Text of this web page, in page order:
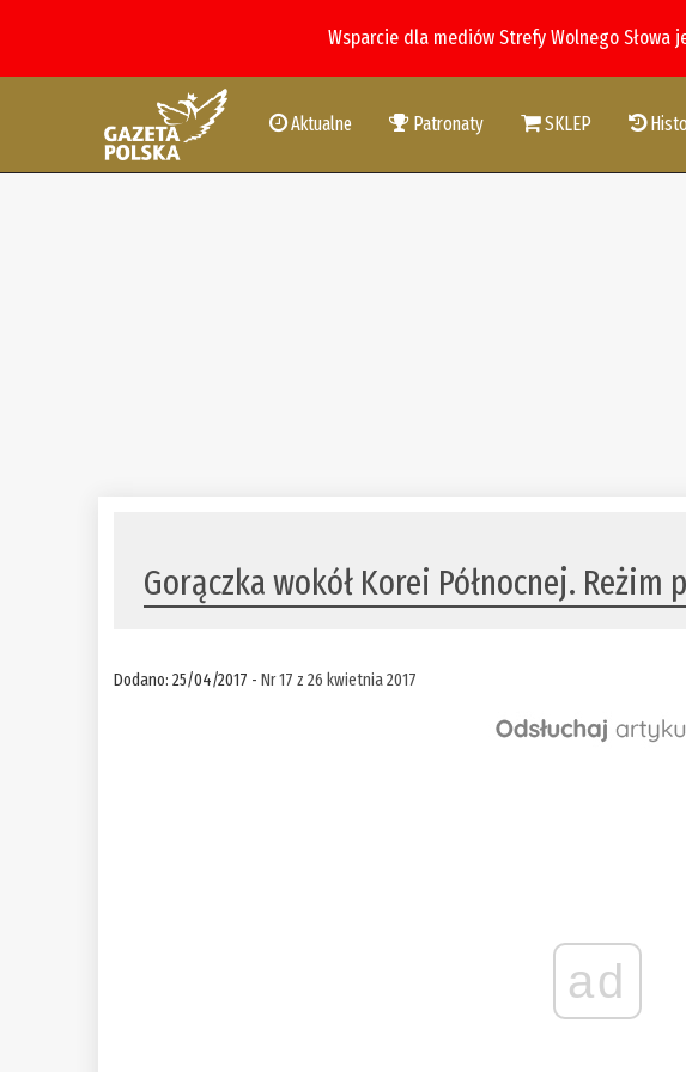
Wsparcie dla mediów Strefy Wolnego
Aktualne Patronaty SKLEP
Gorączka wokół Korei Północnej. Reżim
Dodano: 25/04/2017 -Nr 17 z 26 kwietnia 2017
ad